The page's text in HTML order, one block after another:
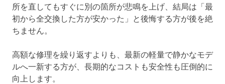
所を直してもすぐに別の箇所が悲鳴を上げ、結局は「最
初から全交換した方が安かった」と後悔する方が後を絶
ちません。
高額な修理を繰り返すよりも、最新の軽量で静かなモデ
ルへ一新する方が、長期的なコストも安全性も圧倒的に
向上します。